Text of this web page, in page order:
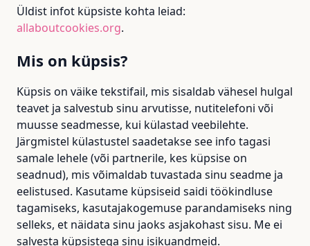
Üldist infot küpsiste kohta leiad:
allaboutcookies.org.
Mis on küpsis?
Küpsis on väike tekstifail, mis sisaldab vähesel hulgal
teavet ja salvestub sinu arvutisse, nutitelefoni või
muusse seadmesse, kui külastad veebilehte.
Järgmistel külastustel saadetakse see info tagasi
samale lehele (või partnerile, kes küpsise on
seadnud), mis võimaldab tuvastada sinu seadme ja
eelistused. Kasutame küpsiseid saidi töökindluse
tagamiseks, kasutajakogemuse parandamiseks ning
selleks, et näidata sinu jaoks asjakohast sisu. Me ei
salvesta küpsistega sinu isikuandmeid.